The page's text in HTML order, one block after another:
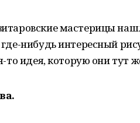
мастерицы
нибудь интересный
то идея, которую они тут